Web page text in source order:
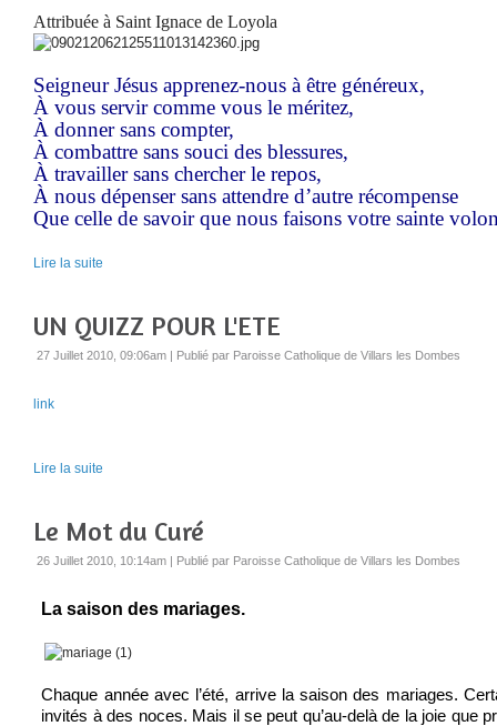
Attribuée à Saint Ignace de Loyola
Seigneur Jésus apprenez-nous à être généreux,
À vous servir comme vous le méritez,
À donner sans compter,
À combattre sans souci des blessures,
À travailler sans chercher le repos,
À nous dépenser sans attendre d’autre récompense
Que celle de savoir que nous faisons votre sainte
Lire la suite
UN QUIZZ POUR L'ETE
27 Juillet 2010, 09:06am | Publié par Paroisse Catholique de Villars les Dombes
link
Lire la suite
Le Mot du Curé
26 Juillet 2010, 10:14am | Publié par Paroisse Catholique de Villars les Dombes
La saison des mariages.
Chaque année avec l’été, arrive la saison des mariages.
invités à des noces. Mais il se peut qu’au-delà de la joie que